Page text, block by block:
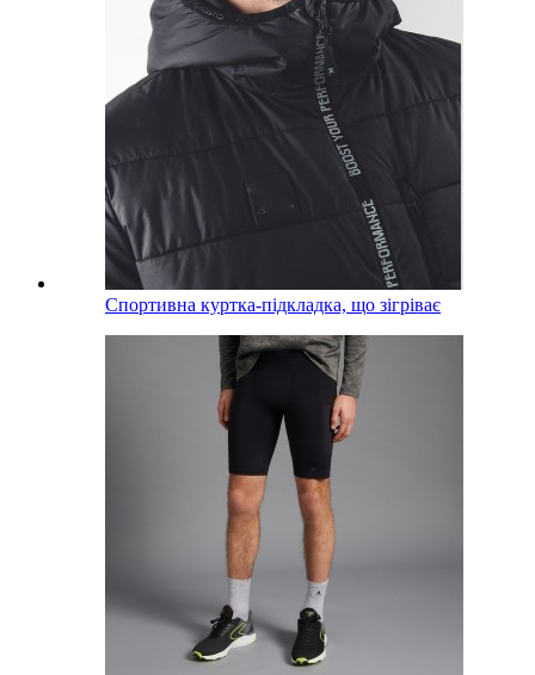
Спортивна куртка-підкладка, що зігріває